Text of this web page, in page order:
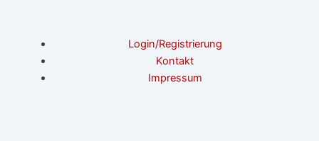
Login/Registrierung
Kontakt
Impressum